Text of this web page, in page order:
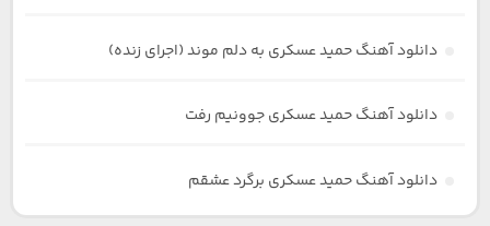
دانلود آهنگ حمید عسکری به دلم موند (اجرای زنده)
دانلود آهنگ حمید عسکری جوونیم رفت
دانلود آهنگ حمید عسکری برگرد عشقم